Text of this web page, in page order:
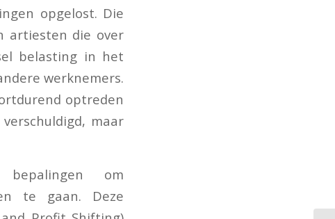
opgelost. Die
artiesten die over
belasting in het
werknemers.
optreden
maar
bepalingen om
te gaan. Deze